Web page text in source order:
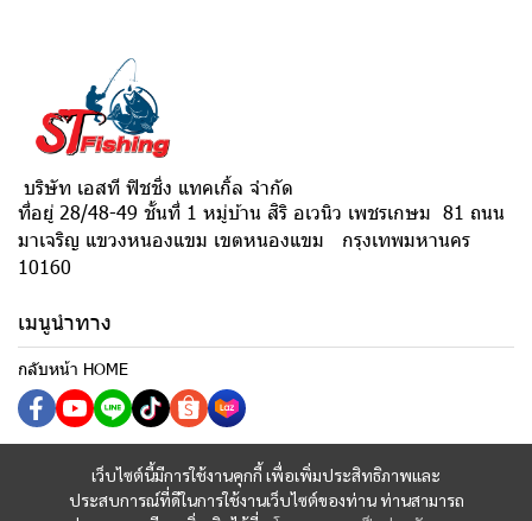
เว็บไซต์นี้มีการใช้งานคุกกี้ เพื่อเพิ่มประสิทธิภาพและ
ประสบการณ์ที่ดีในการใช้งานเว็บไซต์ของท่าน ท่านสามารถ
บริษัท เอสที ฟิชชิ่ง แทคเกิ้ล จำกัด
ที่อยู่ 28/48-49 ชั้นที่ 1 หมู่บ้าน สิริ อเวนิว เพชรเกษม 81 ถนน
มาเจริญ แขวงหนองแขม เขตหนองแขม กรุงเทพมหานคร
10160
เมนูนำทาง
กลับหน้า HOME